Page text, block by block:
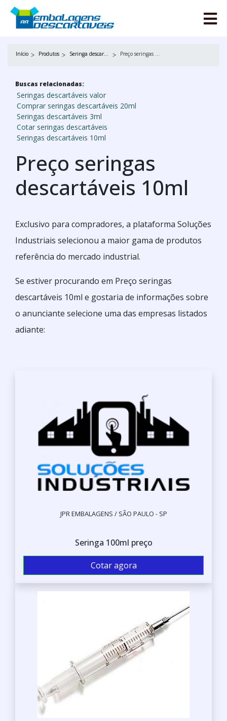
Início Produtos Seringa descartável Preço seringas descartáveis 10ml
Buscas relacionadas:
Seringas descartáveis valor
Comprar seringas descartáveis 20ml
Seringas descartáveis 3ml
Cotar seringas descartáveis
Seringas descartáveis 10ml
Preço seringas
descartáveis 10ml
Exclusivo para compradores, a plataforma Soluções
Industriais selecionou a maior gama de produtos
referência do mercado industrial.
Se estiver procurando em Preço seringas
descartáveis 10ml e gostaria de informações sobre
o anunciante selecione uma das empresas listados
adiante:
JPR EMBALAGENS / SÃO PAULO - SP
Seringa 100ml preço
Cotar agora